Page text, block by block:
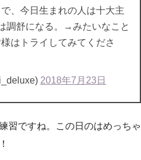
、今日生まれの人は十大主
調舒になる。→みたいなこと
はトライしてみてくださ
2018年7月23日
習ですね。この日のはめっちゃ